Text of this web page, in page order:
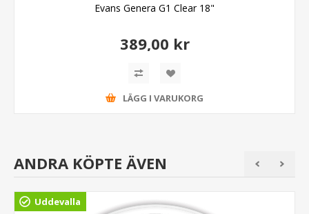
Evans Genera G1 Clear 18"
389,00 kr
LÄGG I VARUKORG
ANDRA KÖPTE ÄVEN
Uddevalla